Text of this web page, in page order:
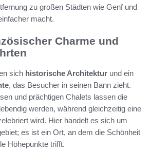
zu großen Städten wie Genf und
macht.
Charme und
sich historische Architektur und ein
, das Besucher in seinen Bann zieht.
und prächtigen Chalets lassen die
werden, während gleichzeitig eine
wird. Hier handelt es sich um
es ist ein Ort, an dem die Schönheit
Höhepunkte trifft.